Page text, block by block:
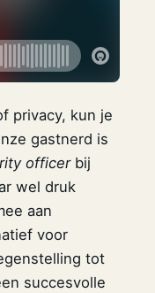
privacy, kun je
gastnerd is
officerbij
wel druk
aan
voor
tot
succesvolle